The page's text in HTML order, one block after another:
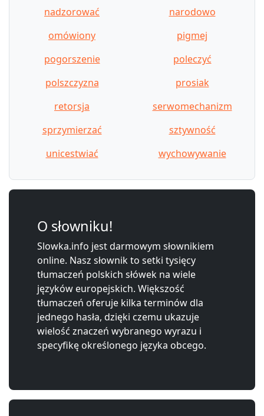
nadzorować
narodowo
omówiony
pigmej
pogorszenie
poleczyć
polszczyzna
prosiak
retorsja
serwomechanizm
sprzymierzać
sztywność
unicestwiać
wychowywanie
O słowniku!
Slowka.info jest darmowym słownikiem
online. Nasz słownik to setki tysięcy
tłumaczeń polskich słówek na wiele
języków europejskich. Większość
tłumaczeń oferuje kilka terminów dla
jednego hasła, dzięki czemu ukazuje
wielość znaczeń wybranego wyrazu i
specyfikę określonego języka obcego.